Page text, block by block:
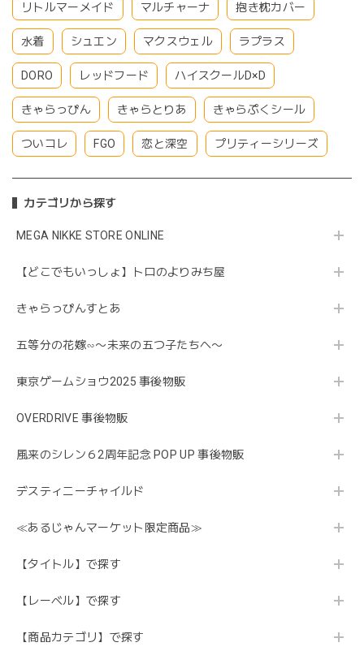
リトルマーメイド マルチャーナ 抱き枕カバー
水着 シュエン マクスウェル ラプラス
DORO レッドフード ハイスクールD×D
きゃらっぴん きゃらとりあ きゃらぷくシール
ついコレ FGO 恋と深空 プリティーシリーズ
カテゴリから探す
MEGA NIKKE STORE ONLINE
【どこでもいっしょ】トロのよりみち屋
きゃらっぴんすとあ
五等分の花嫁∽〜未来の五つ子たちへ〜
東京ゲームショウ2025 事後物販
OVERDRIVE 事後物販
風来のシレン６2周年記念 POP UP 事後物販
デスティニーチャイルド
≪あるじゃんマーケット限定商品≫
【タイトル】で探す
【レーベル】で探す
【商品カテゴリ】で探す